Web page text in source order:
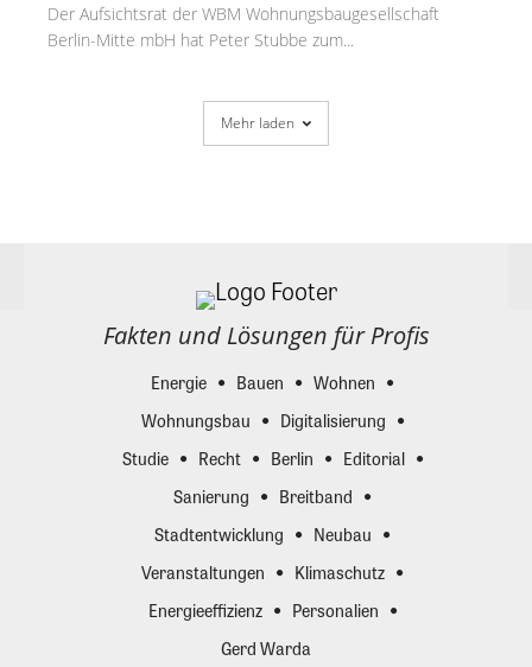
Der Aufsichtsrat der WBM Wohnungsbaugesellschaft
Berlin-Mitte mbH hat Peter Stubbe zum...
Mehr laden
Fakten und Lösungen für Profis
Energie Bauen
Wohnen
Wohnungsbau
Digitalisierung
Studie
Recht Berlin
Editorial
Sanierung
Breitband
Stadtentwicklung
Neubau
Veranstaltungen
Klimaschutz
Energieeffizienz
Personalien
Gerd Warda